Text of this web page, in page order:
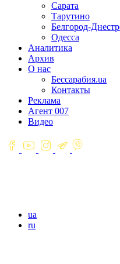
Сарата
Тарутино
Белгород-
Одесса
Аналитика
Архив
О нас
Бессарабия.ua
Контакты
Реклама
Агент 007
Видео
ua
ru